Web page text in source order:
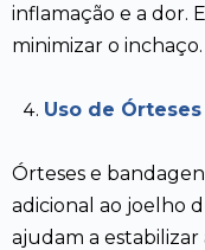
inflamação e a dor.
minimizar o inchaço.
Uso de
Órteses e
adicional ao joelho
ajudam a